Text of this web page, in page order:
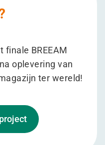
finale BREEAM
oplevering van
ter wereld!